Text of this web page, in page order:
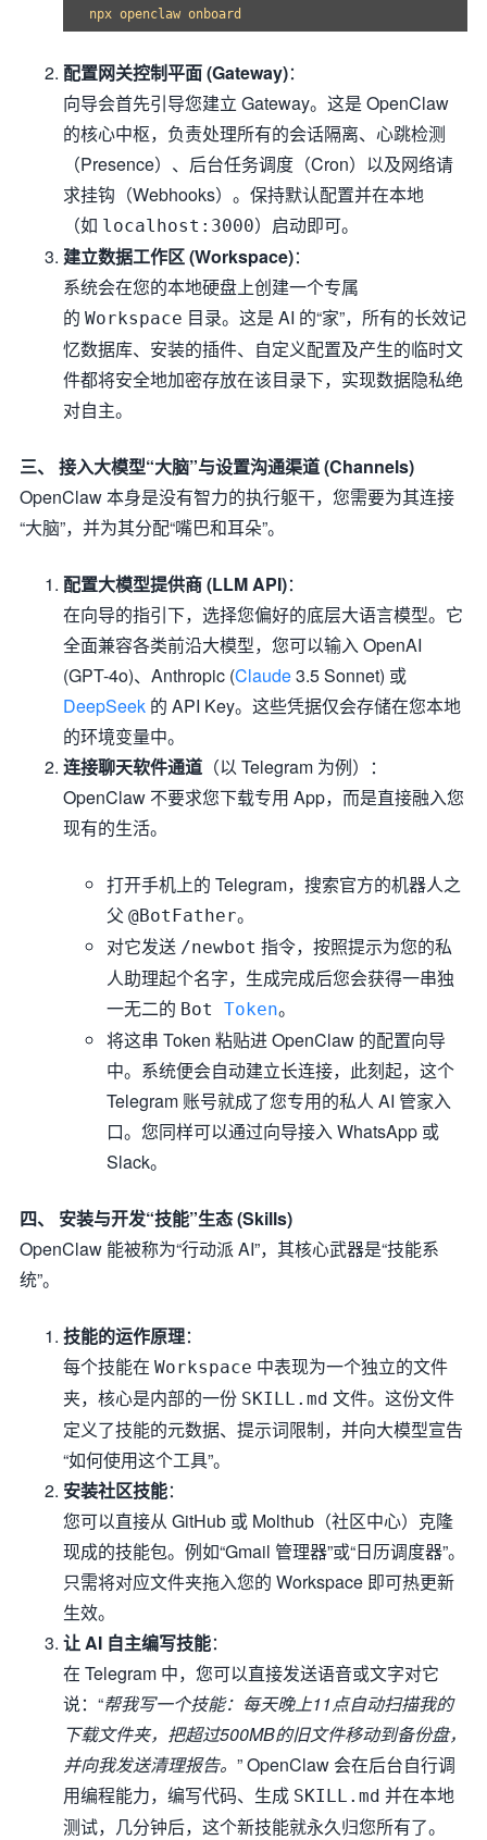
配置网关控制平面 (Gateway)：
向导会首先引导您建立 Gateway。这是 OpenClaw
的核心中枢，负责处理所有的会话隔离、心跳检测
（Presence）、后台任务调度（Cron）以及网络请
求挂钩（Webhooks）。保持默认配置并在本地
（如 localhost:3000）启动即可。
建立数据工作区 (Workspace)：
系统会在您的本地硬盘上创建一个专属
的 Workspace 目录。这是 AI 的“家”，所有的长效记
忆数据库、安装的插件、自定义配置及产生的临时文
件都将安全地加密存放在该目录下，实现数据隐私绝
对自主。
三、 接入大模型“大脑”与设置沟通渠道 (Channels)
OpenClaw 本身是没有智力的执行躯干，您需要为其连接
“大脑”，并为其分配“嘴巴和耳朵”。
配置大模型提供商 (LLM API)：
在向导的指引下，选择您偏好的底层大语言模型。它
全面兼容各类前沿大模型，您可以输入 OpenAI
(GPT-4o)、Anthropic (Claude3.5 Sonnet) 或
DeepSeek 的 API Key。这些凭据仅会存储在您本地
的环境变量中。
连接聊天软件通道 （以 Telegram 为例）：
OpenClaw 不要求您下载专用 App，而是直接融入您
现有的生活。
打开手机上的 Telegram，搜索官方的机器人之
父 @BotFather。
对它发送 /newbot 指令，按照提示为您的私
人助理起个名字，生成完成后您会获得一串独
一无二的 Bot Token。
将这串 Token 粘贴进 OpenClaw 的配置向导
中。系统便会自动建立长连接，此刻起，这个
Telegram 账号就成了您专用的私人 AI 管家入
口。您同样可以通过向导接入 WhatsApp 或
Slack。
四、 安装与开发“技能”生态 (Skills)
OpenClaw 能被称为“行动派 AI”，其核心武器是“技能系
统”。
技能的运作原理：
每个技能在 Workspace 中表现为一个独立的文件
夹，核心是内部的一份 SKILL.md 文件。这份文件
定义了技能的元数据、提示词限制，并向大模型宣告
“如何使用这个工具”。
安装社区技能：
您可以直接从 GitHub 或 Molthub（社区中心）克隆
现成的技能包。例如“Gmail 管理器”或“日历调度器”。
只需将对应文件夹拖入您的 Workspace 即可热更新
生效。
让 AI 自主编写技能：
在 Telegram 中，您可以直接发送语音或文字对它
说：“帮我写一个技能：每天晚上11点自动扫描我的
下载文件夹，把超过500MB的旧文件移动到备份盘，
并向我发送清理报告。 ” OpenClaw 会在后台自行调
用编程能力，编写代码、生成 SKILL.md 并在本地
测试，几分钟后，这个新技能就永久归您所有了。